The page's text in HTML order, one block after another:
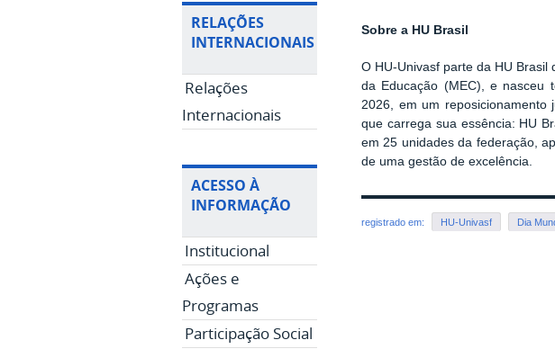
RELAÇÕES
INTERNACIONAIS
Relações
Internacionais
ACESSO À
INFORMAÇÃO
Institucional
Ações e
Programas
Participação Social
Sobre a HU Brasil
O HU-Univasf parte da HU Brasil
da Educação (MEC), e nasceu
2026, em um reposicionamento
que carrega sua essência: HU
em 25 unidades da federação,
de uma gestão de excelência.
registrado em: HU-Univasf Dia